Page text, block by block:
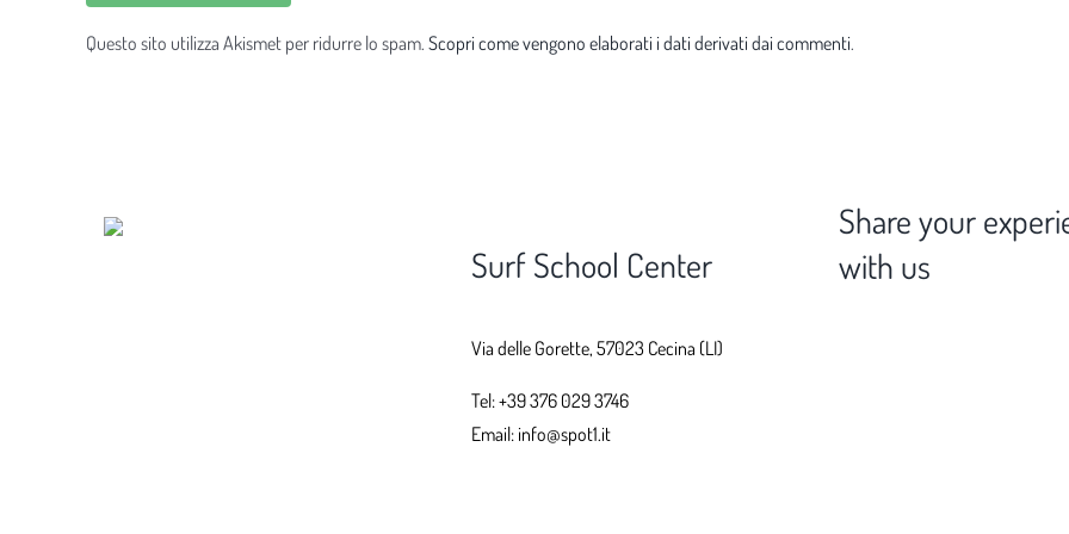
Questo sito utilizza Akismet per ridurre lo spam. Scopri come vengono elaborati i dati derivati dai commenti.
Surf School Center
Via delle Gorette, 57023 Cecina (LI)
Tel:+39 376 029 3746
Email: info@spot1.it
Share your
with us